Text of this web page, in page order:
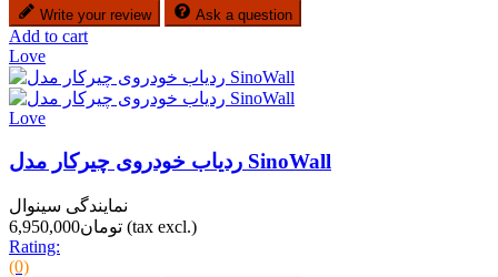
Write your review Ask a question
Add to cart
Love
Love
ردیاب خودروی چیرکار مدل SinoWall
نمایندگی سینوال
تومان6,950,000 (tax excl.)
Rating:
(0)